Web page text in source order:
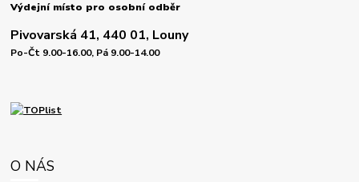
Výdejní místo pro osobní odběr
Pivovarská 41, 440 01, Louny
Po-Čt 9.00-16.00, Pá 9.00-14.00
O NÁS